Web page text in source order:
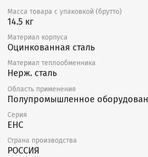
Гарантия — 12 месяцев
Масса товара с упаковкой (брутто)
14.5 кг
Материал корпуса
Оцинкованная сталь
Материал теплообменника
Нерж. сталь
Область применения
Полупромышленное
Серия
EHC
Страна производства
РОССИЯ